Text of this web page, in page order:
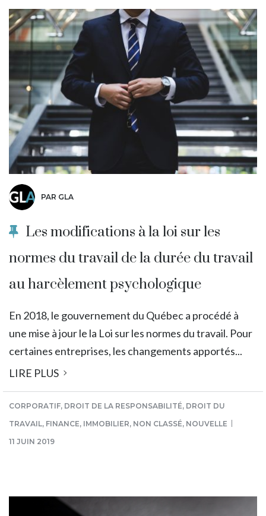
PAR GLA
Les modifications à la loi sur les
normes du travail de la durée du travail
au harcèlement psychologique
En 2018, le gouvernement du Québec a procédé à
une mise à jour le la Loi sur les normes du travail. Pour
certaines entreprises, les changements apportés...
LIRE PLUS
CORPORATIF, DROIT DE LA RESPONSABILITÉ, DROIT DU
TRAVAIL, FINANCE, IMMOBILIER, NON CLASSÉ, NOUVELLE
11 JUIN 2019